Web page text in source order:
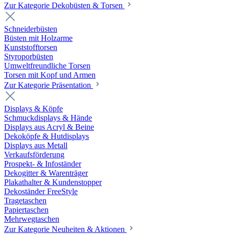
Zur Kategorie Dekobüsten & Torsen
Schneiderbüsten
Büsten mit Holzarme
Kunststofftorsen
Styroporbüsten
Umweltfreundliche Torsen
Torsen mit Kopf und Armen
Zur Kategorie Präsentation
Displays & Köpfe
Schmuckdisplays & Hände
Displays aus Acryl & Beine
Dekoköpfe & Hutdisplays
Displays aus Metall
Verkaufsförderung
Prospekt- & Infoständer
Dekogitter & Warenträger
Plakathalter & Kundenstopper
Dekoständer FreeStyle
Tragetaschen
Papiertaschen
Mehrwegtaschen
Zur Kategorie Neuheiten & Aktionen